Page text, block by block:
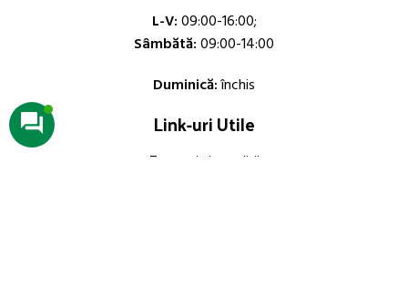
L-V:09:00-16:00;
Sâmbătă:09:00-14:00
Duminică:închis
Link-uri Utile
Termeni și condiții